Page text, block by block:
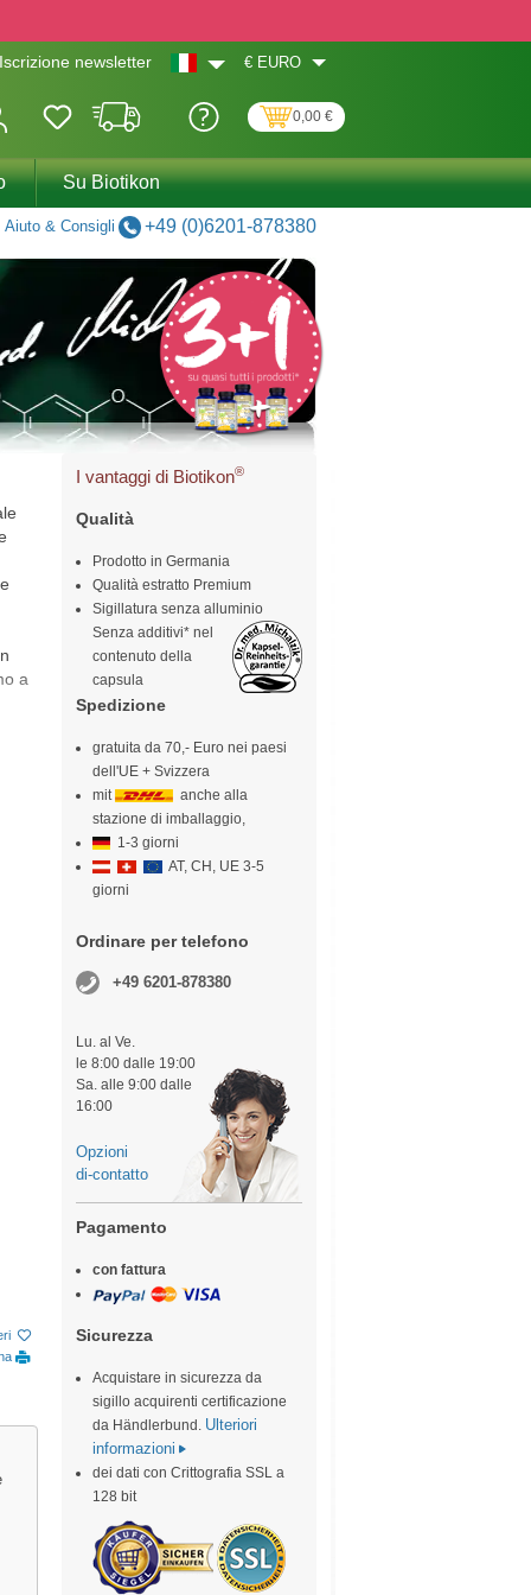
Iscrizione newsletter € EURO
0,00 €
Su Biotikon
Aiuto & Consigli +49 (0)6201-878380
a
I vantaggi di Biotikon®
Qualità
Prodotto in Germania
Qualità estratto Premium
Sigillatura senza alluminio
Senza additivi* nel
contenuto della
capsula
Spedizione
gratuita da 70,- Euro nei paesi
dell'UE + Svizzera
mit
anche alla
stazione di imballaggio,
1-3 giorni
AT, CH, UE 3-5
giorni
Ordinare per telefono
+49 6201-878380
Lu. al Ve.
le 8:00 dalle 19:00
Sa. alle 9:00 dalle
16:00
Opzioni
di-contatto
Pagamento
con fattura
Sicurezza
Acquistare in sicurezza da
sigillo acquirenti certificazione
da Händlerbund. Ulteriori
informazioni
dei dati con Crittografia SSL a
128 bit